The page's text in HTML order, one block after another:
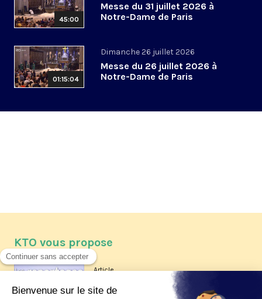
45:00
Messe du 31 juillet 2026 à
Notre-Dame de Paris
01:15:04
Dimanche 26 juillet 2026
Messe du 26 juillet 2026 à
Notre-Dame de Paris
KTO vous propose
Article
Les reportages d'été 2026 de KTO